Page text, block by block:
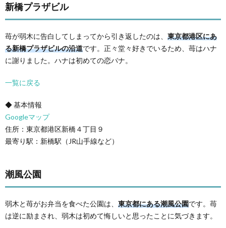
新橋プラザビル
苺が弱木に告白してしまってから引き返したのは、 東京都港区にあ
る新橋プラザビルの沿道です。正々堂々好きでいるため、苺はハナ
に謝りました。ハナは初めての恋バナ。
一覧に戻る
◆ 基本情報
Googleマップ
住所：東京都港区新橋４丁目９
最寄り駅：新橋駅（JR山手線など）
潮風公園
弱木と苺がお弁当を食べた公園は、 東京都にある潮風公園です。苺
は逆に励まされ、弱木は初めて悔しいと思ったことに気づきます。